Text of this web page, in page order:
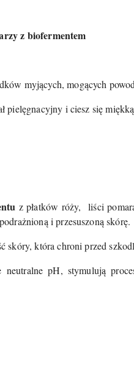
z biofermentem
myjących, mogących
pielęgnacyjny i ciesz się
z płatków róży,
liści
i przesuszoną skórę.
skóry, która chroni przed
pH, stymulują